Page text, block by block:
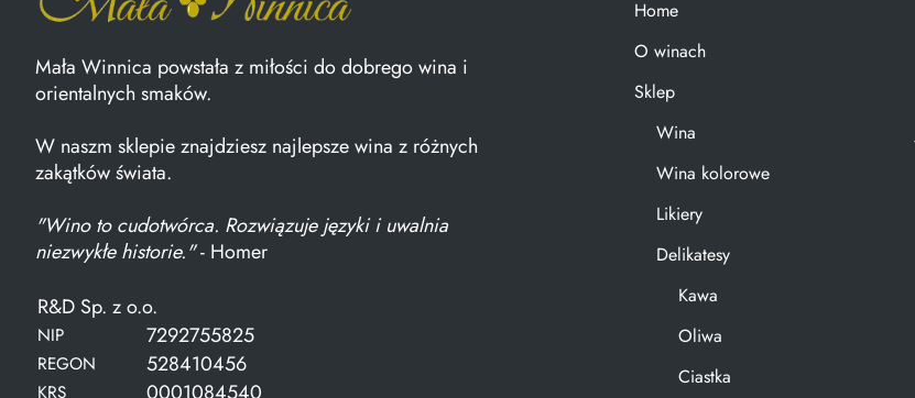
Mała Winnica powstała z miłości do dobrego wina i
orientalnych smaków.
W naszm sklepie znajdziesz najlepsze wina z różnych
zakątków świata.
"Wino to cudotwórca. Rozwiązuje języki i uwalnia
niezwykłe historie."- Homer
R&D Sp. z o.o.
NIP 7292755825
REGON 528410456
KRS
Home
O winach
Sklep
Wina
Wina kolorowe
Likiery
Delikatesy
Kawa
Oliwa
Ciastka